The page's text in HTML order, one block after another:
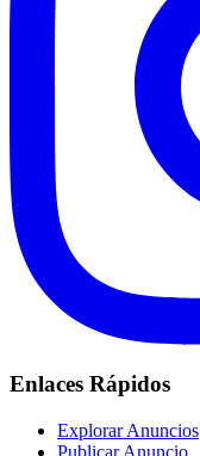
Enlaces Rápidos
Explorar Anuncios